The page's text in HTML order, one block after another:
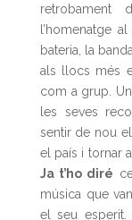
retrobament
l’homenatge
bateria, la
als llocs més
com a grup.
les seves
sentir de nou
el país i tornar
Ja t’ho diré
música que
el seu esperit.